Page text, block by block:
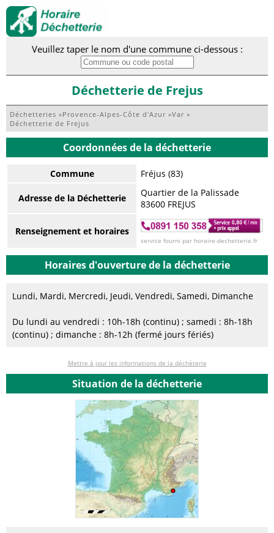
Veuillez taper le nom d'une commune ci-dessous :
Déchetterie de Frejus
Déchetteries »Provence-Alpes-Côte d'Azur »Var »
Déchetterie de Frejus
Coordonnées de la déchetterie
Commune Fréjus (83)
Adresse de la Déchetterie
Quartier de la Palissade
83600 FREJUS
Renseignement et horaires
service fourni par horaire-dechetterie.fr
Horaires d'ouverture de la déchetterie
Lundi, Mardi, Mercredi, Jeudi, Vendredi, Samedi, Dimanche
Du lundi au vendredi : 10h-18h (continu) ; samedi : 8h-18h
(continu) ; dimanche : 8h-12h (fermé jours fériés)
Mettre à jour les informations de la déchèterie
Situation de la déchetterie